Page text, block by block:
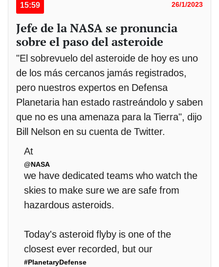
15:59 26/1/2023
Jefe de la NASA se pronuncia
sobre el paso del asteroide
"El sobrevuelo del asteroide de hoy es uno
de los más cercanos jamás registrados,
pero nuestros expertos en Defensa
Planetaria han estado rastreándolo y saben
que no es una amenaza para la Tierra", dijo
Bill Nelson en su cuenta de Twitter.
At
@NASA
we have dedicated teams who watch the
skies to make sure we are safe from
hazardous asteroids.
Today's asteroid flyby is one of the
closest ever recorded, but our
#PlanetaryDefense